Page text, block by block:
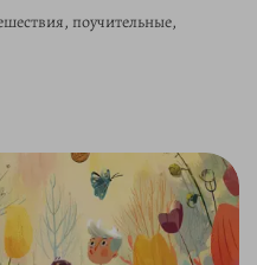
поучительные,